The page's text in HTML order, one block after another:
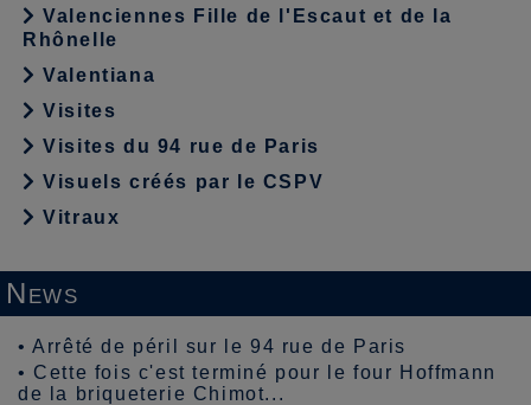
Valenciennes Fille de l'Escaut et de la
Rhônelle
Valentiana
Visites
Visites du 94 rue de Paris
Visuels créés par le CSPV
Vitraux
News
•Arrêté de péril sur le 94 rue de Paris
• Cette fois c'est terminé pour le four Hoffmann
de la briqueterie Chimot...